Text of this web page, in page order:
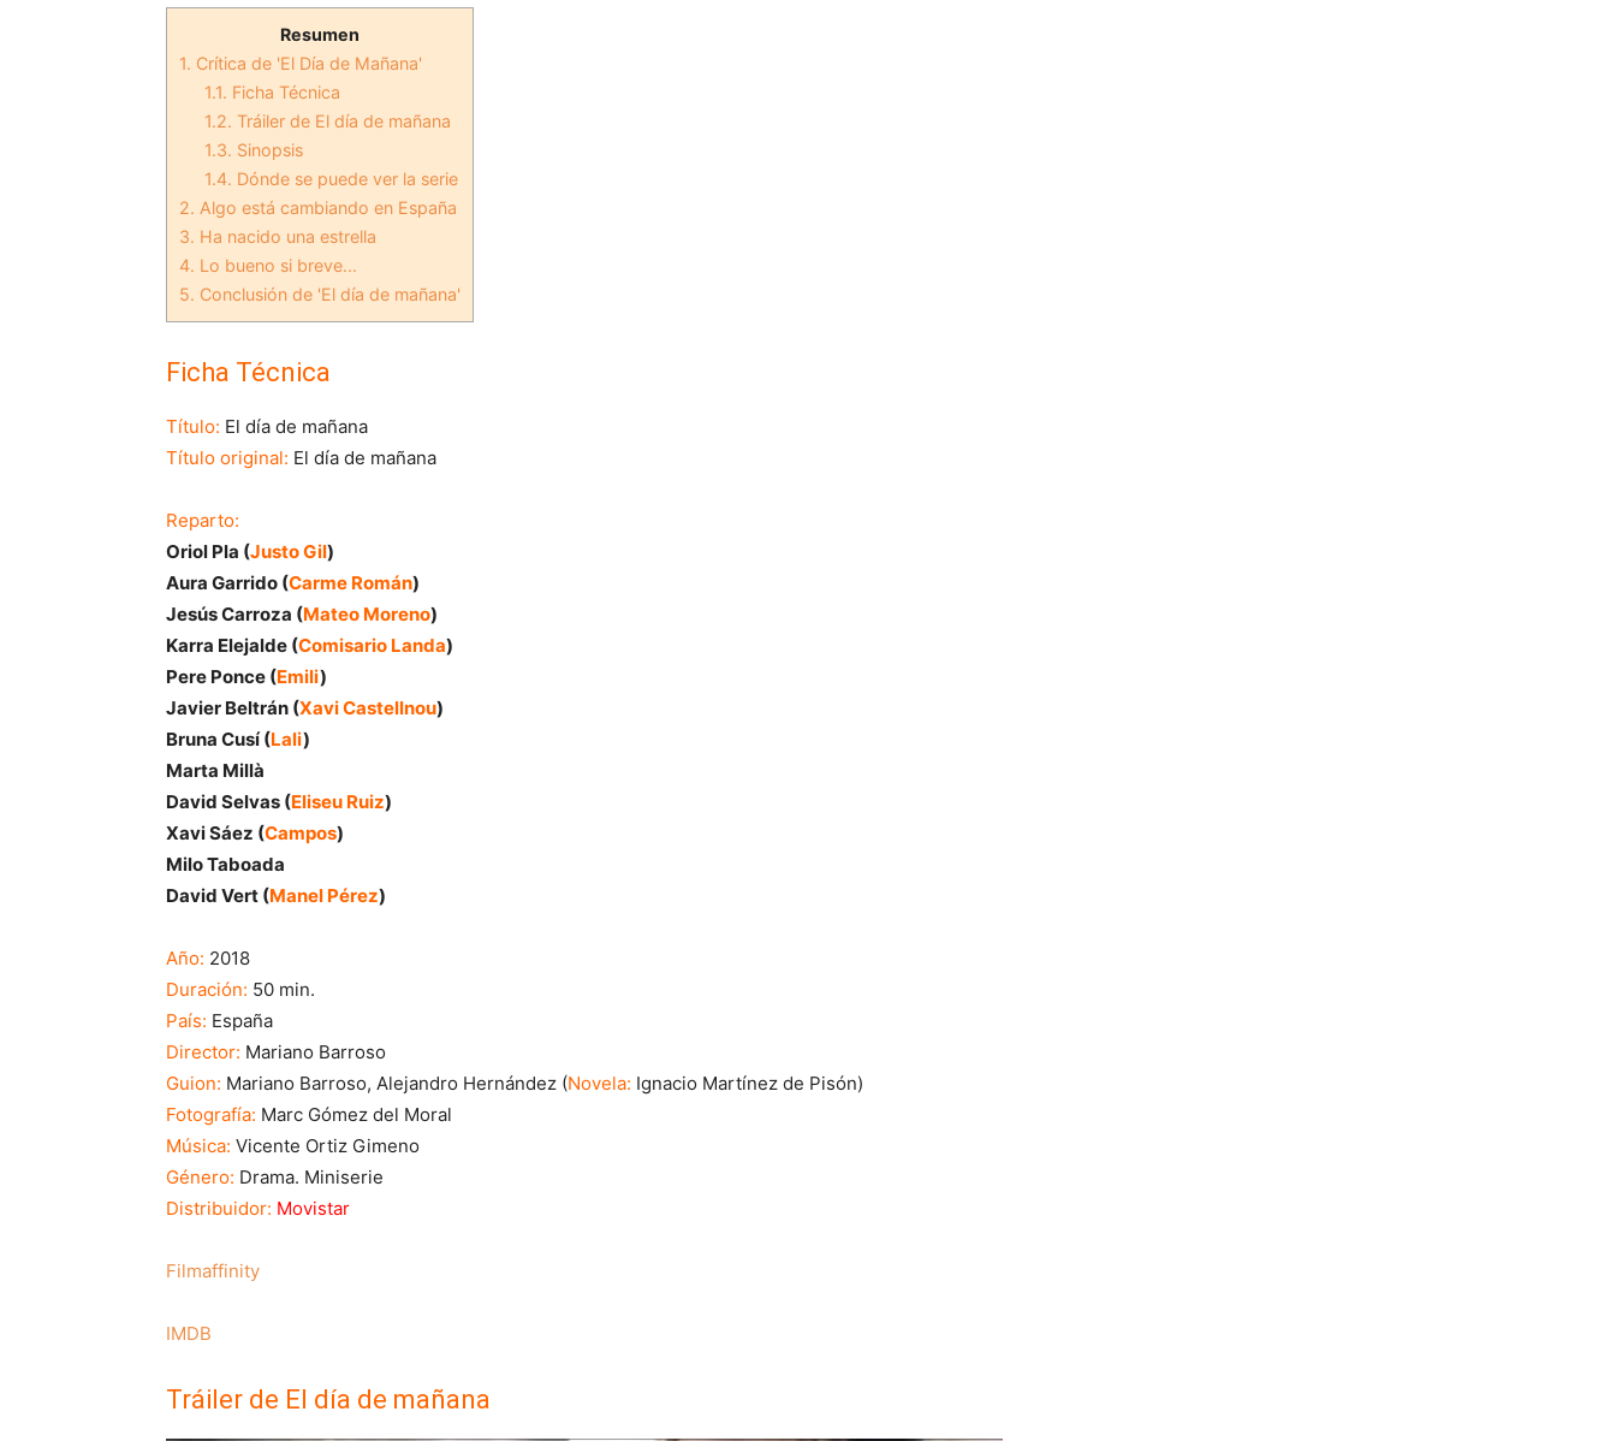
Resumen
1. Crítica de 'El Día de Mañana'
1.1. Ficha Técnica
1.2. Tráiler de El día de mañana
1.3. Sinopsis
1.4. Dónde se puede ver la serie
2. Algo está cambiando en España
3. Ha nacido una estrella
4. Lo bueno si breve...
5. Conclusión de 'El día de mañana'
Ficha Técnica
Título: El día de mañana
Título original: El día de mañana
Reparto:
Oriol Pla (Justo Gil)
Aura Garrido (Carme Román)
Jesús Carroza (Mateo Moreno)
Karra Elejalde (Comisario Landa)
Pere Ponce (Emili)
Javier Beltrán (Xavi Castellnou)
Bruna Cusí (Lali)
Marta Millà
David Selvas (Eliseu Ruiz)
Xavi Sáez (Campos)
Milo Taboada
David Vert (Manel Pérez)
Año: 2018
Duración: 50 min.
País: España
Director: Mariano Barroso
Guion: Mariano Barroso, Alejandro Hernández (Novela: Ignacio Martínez de Pisón)
Fotografía: Marc Gómez del Moral
Música: Vicente Ortiz Gimeno
Género: Drama. Miniserie
Distribuidor: Movistar
Filmaffinity
IMDB
Tráiler de El día de mañana